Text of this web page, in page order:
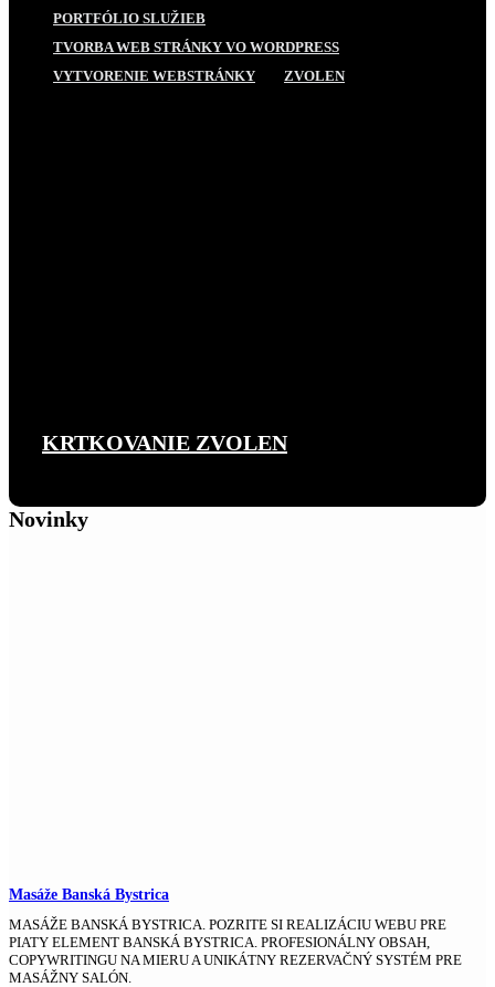
PORTFÓLIO SLUŽIEB
TVORBA WEB STRÁNKY VO WORDPRESS
VYTVORENIE WEBSTRÁNKY
ZVOLEN
KRTKOVANIE ZVOLEN
Novinky
Masáže Banská Bystrica
MASÁŽE BANSKÁ BYSTRICA. POZRITE SI REALIZÁCIU WEBU PRE
PIATY ELEMENT BANSKÁ BYSTRICA. PROFESIONÁLNY OBSAH,
COPYWRITINGU NA MIERU A UNIKÁTNY REZERVAČNÝ SYSTÉM PRE
MASÁŽNY SALÓN.